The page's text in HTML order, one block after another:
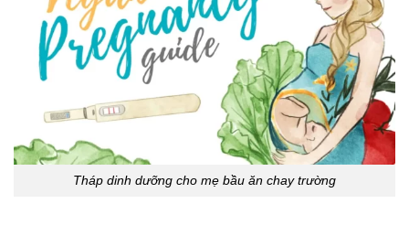
Tháp dinh dưỡng cho mẹ bầu ăn chay trường